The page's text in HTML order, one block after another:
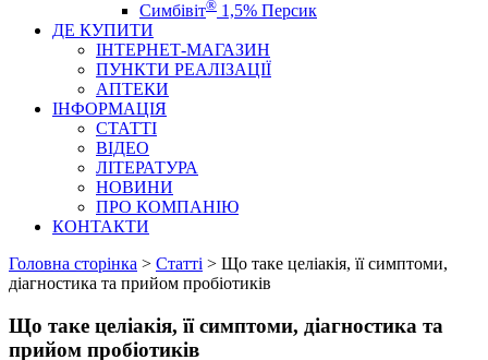
Симбівіт® 1,5% Персик
ДЕ КУПИТИ
ІНТЕРНЕТ-МАГАЗИН
ПУНКТИ РЕАЛІЗАЦІЇ
АПТЕКИ
ІНФОРМАЦІЯ
СТАТТІ
ВІДЕО
ЛІТЕРАТУРА
НОВИНИ
ПРО КОМПАНІЮ
КОНТАКТИ
Головна сторінка > Статті > Що таке целіакія, її симптоми,
діагностика та прийом пробіотиків
Що таке целіакія, її симптоми, діагностика та
прийом пробіотиків